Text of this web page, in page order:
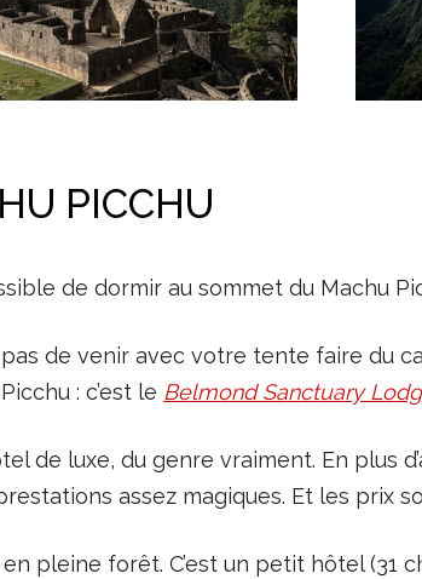
PICCHU
de dormir au sommet du Machu
de venir avec votre tente faire du
: c’est le Belmond Sanctuary
de luxe, du genre vraiment. En plus
assez magiques. Et les prix
pleine forêt. C’est un petit hôtel (31